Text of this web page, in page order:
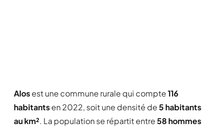
Alosest une commune rurale qui compte116
habitantsen 2022, soit une densité de5 habitants
au km². La population se répartit entre58 hommes